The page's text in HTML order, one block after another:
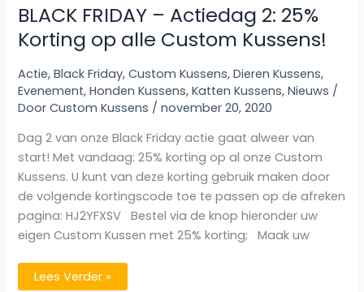
BLACK FRIDAY – Actiedag 2: 25%
Korting op alle Custom Kussens!
Actie,Black Friday,Custom Kussens,Dieren Kussens,
Evenement,Honden Kussens,Katten Kussens,Nieuws /
DoorCustom Kussens /november 20, 2020
Dag 2 van onze Black Friday actie gaat alweer van
start! Met vandaag: 25% korting op al onze Custom
Kussens. U kunt van deze korting gebruik maken door
de volgende kortingscode toe te passen op de afreken
pagina: HJ2YFXSV Bestel via de knop hieronder uw
eigen Custom Kussen met 25% korting; Maak uw
BLACK
FRIDAY
Lees Verder »